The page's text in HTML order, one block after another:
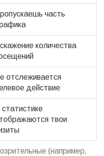
часть
количества
отслеживается
действие
статистике
твои
(например,